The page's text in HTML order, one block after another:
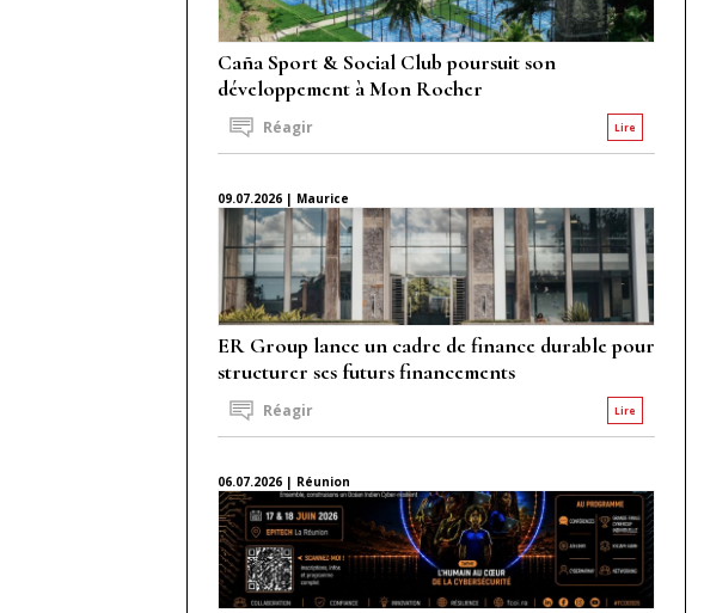
Caña Sport & Social Club poursuit son
développement à Mon Rocher
Lire
Réagir
09.07.2026 | Maurice
ER Group lance un cadre de finance durable pour
structurer ses futurs financements
Lire
Réagir
06.07.2026 | Réunion